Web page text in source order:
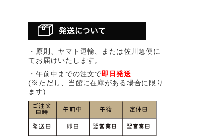
・原則、ヤマト運輸、または佐川急便に
てお届けいたします。
・午前中までの注文で即日発送
(※ただし、当館に在庫がある場合に限り
ます)